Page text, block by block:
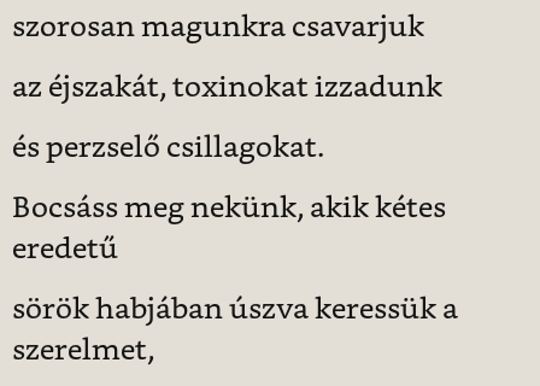
szorosan magunkra csavarjuk
az éjszakát, toxinokat izzadunk
és perzselő csillagokat.
Bocsáss meg nekünk, akik kétes
eredetű
sörök habjában úszva keressük a
szerelmet,